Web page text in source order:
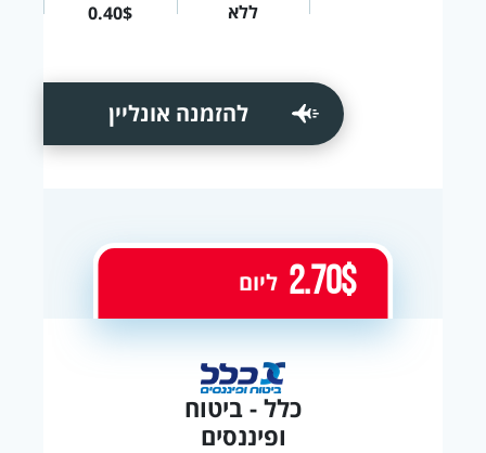
ללא 0.40$
להזמנה אונליין
כלל - ביטוח
ופיננסים
2.70$ ליום